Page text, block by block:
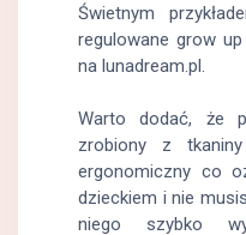
Świetnym
regulowane grow
na lunadream.pl.
Warto dodać, że
zrobiony z
ergonomiczny co
dzieckiem i nie
niego szybko